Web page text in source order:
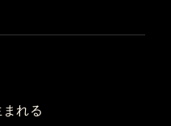
れる